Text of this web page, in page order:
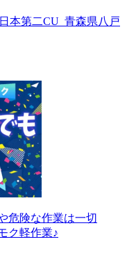
本第二CU_青森県八戸
危険な作業は一切
ク軽作業♪